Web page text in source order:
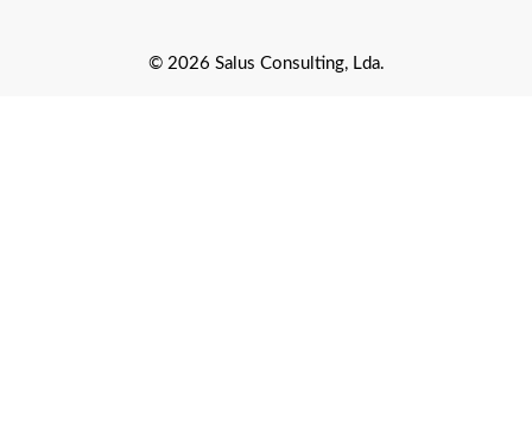
© 2026 Salus Consulting, Lda.